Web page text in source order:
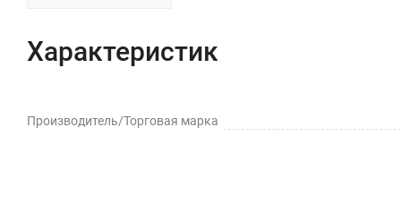
Характеристик
Производитель/Торговая марка